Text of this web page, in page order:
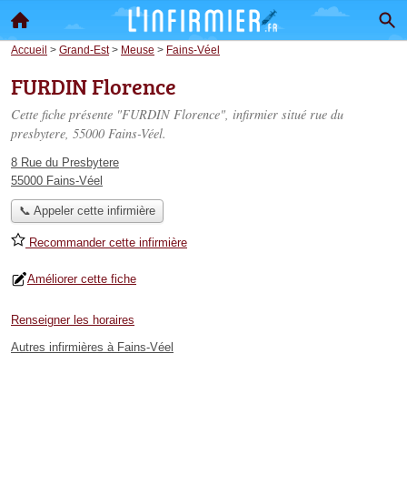
Accueil > Grand-Est> Meuse > Fains-Véel
FURDIN Florence
Cette fiche présente "FURDIN Florence", infirmier situé rue du
presbytere, 55000 Fains-Véel.
8 Rue du Presbytere
55000 Fains-Véel
📞 Appeler cette infirmière
Recommander cette infirmière
Améliorer cette fiche
Renseigner les horaires
Autres infirmières à Fains-Véel